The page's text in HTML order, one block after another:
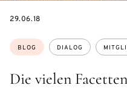
Die vielen
Themen:
BLOG DIALOG
DATE
29.06.18